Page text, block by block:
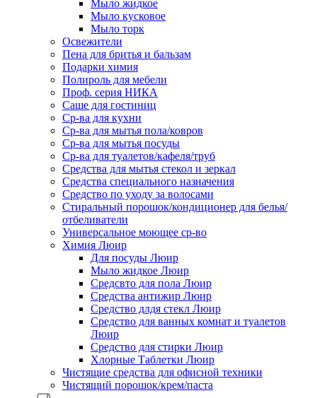
Мыло жидкое
Мыло кусковое
Мыло торк
Освежители
Пена для бритья и бальзам
Подарки химия
Полироль для мебели
Проф. серия НИКА
Саше для гостиниц
Ср-ва для кухни
Ср-ва для мытья пола/ковров
Ср-ва для мытья посуды
Ср-ва для туалетов/кафеля/труб
Средства для мытья стекол и зеркал
Средства специального назначения
Средство по уходу за волосами
Стиральный порошок/кондиционер для белья/
отбеливатели
Универсальное моющее ср-во
Химия Люир
Для посуды Люир
Мыло жидкое Люир
Средсвто для пола Люир
Средства антижир Люир
Средство длдя стекл Люир
Средство для ванных комнат и туалетов
Люир
Средство для стирки Люир
Хлорные Таблетки Люир
Чистящие средства для офисной техники
Чистящий порошок/крем/паста